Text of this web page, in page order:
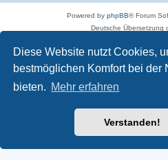
Diese Website nutzt Cookies,
bestmöglichen Komfort bei der
bieten. Mehr erfahren
Verstanden!
Powered by phpBB® Forum
Deutsche Übersetzung